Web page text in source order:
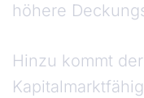
höhere
Hinzu kommt